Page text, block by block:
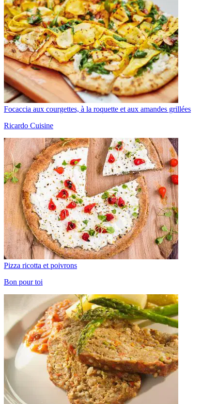
Focaccia aux courgettes, à la roquette et aux amandes grillées
Ricardo Cuisine
Pizza ricotta et poivrons
Bon pour toi